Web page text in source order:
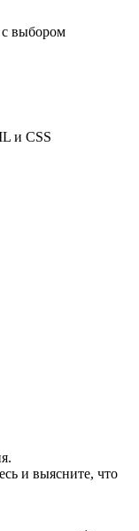
с выбором
и CSS
и выясните, что